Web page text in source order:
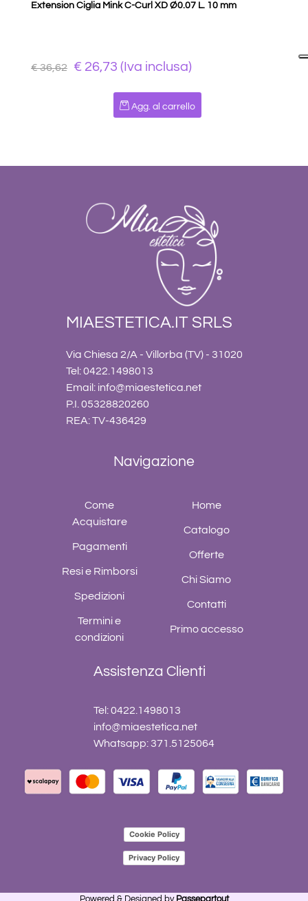
Extension Ciglia Mink C-Curl XD Ø0.07 L. 10 mm
€ 36,62 € 26,73 (Iva inclusa)
Quantità
Agg. al carrello
MIAESTETICA.IT SRLS
Via Chiesa 2/A - Villorba (TV) - 31020
Tel: 0422.1498013
Email: info@miaestetica.net
P.I. 05328820260
REA: TV-436429
Navigazione
Come
Acquistare
Pagamenti
Resi e Rimborsi
Spedizioni
Termini e
condizioni
Home
Catalogo
Offerte
Chi Siamo
Contatti
Primo accesso
Assistenza Clienti
Tel: 0422.1498013
info@miaestetica.net
Whatsapp: 371.5125064
Cookie Policy
Privacy Policy